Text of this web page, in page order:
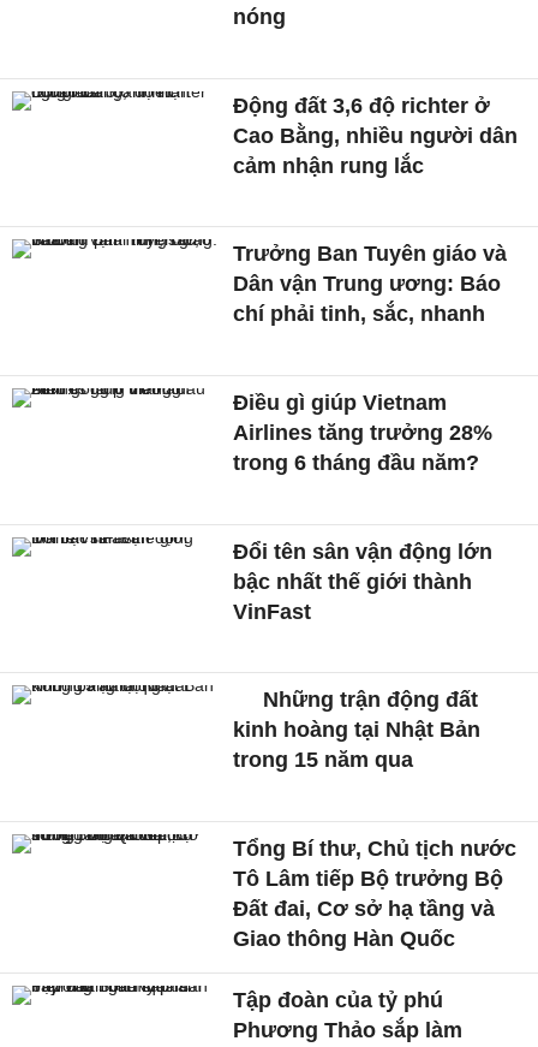
nóng
Động đất 3,6 độ richter ở
Cao Bằng, nhiều người dân
cảm nhận rung lắc
Trưởng Ban Tuyên giáo và
Dân vận Trung ương: Báo
chí phải tinh, sắc, nhanh
Điều gì giúp Vietnam
Airlines tăng trưởng 28%
trong 6 tháng đầu năm?
Đổi tên sân vận động lớn
bậc nhất thế giới thành
VinFast
Những trận động đất
kinh hoàng tại Nhật Bản
trong 15 năm qua
Tổng Bí thư, Chủ tịch nước
Tô Lâm tiếp Bộ trưởng Bộ
Đất đai, Cơ sở hạ tầng và
Giao thông Hàn Quốc
Tập đoàn của tỷ phú
Phương Thảo sắp làm